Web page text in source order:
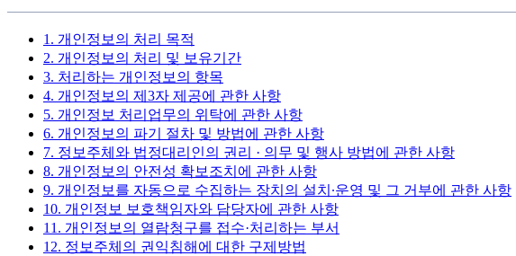
1. 개인정보의 처리 목적
2. 개인정보의 처리 및 보유기간
3. 처리하는 개인정보의 항목
4. 개인정보의 제3자 제공에 관한 사항
5. 개인정보 처리업무의 위탁에 관한 사항
6. 개인정보의 파기 절차 및 방법에 관한 사항
7. 정보주체와 법정대리인의 권리 · 의무 및 행사 방법에 관한 사항
8. 개인정보의 안전성 확보조치에 관한 사항
9. 개인정보를 자동으로 수집하는 장치의 설치∙운영 및 그 거부에 관한 사항
10. 개인정보 보호책임자와 담당자에 관한 사항
11. 개인정보의 열람청구를 접수·처리하는 부서
12. 정보주체의 권익침해에 대한 구제방법